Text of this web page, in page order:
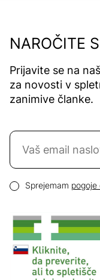
NAROČITE
Prijavite se na
za novosti v
zanimive članke.
Naročite se na
Pogoji zasebnosti
Sprejemam pogoje